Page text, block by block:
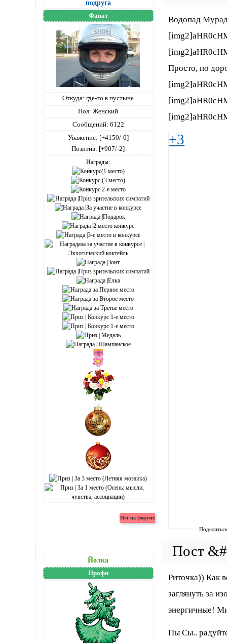
подруга
Фанат
Откуда: где-то в пустыне
Пол: Женский
Сообщений: 6122
Уважение: [+4150/-0]
Позитив: [+907/-2]
Награды:
Водопад
Просто, по
+3
Йолка
Профи
Риточка)) Как
заглянуть за
энергичные!
Пы Сы..